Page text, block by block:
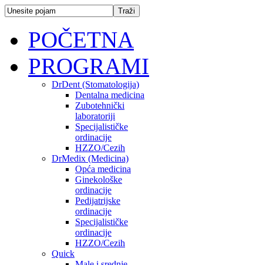
POČETNA
PROGRAMI
DrDent (Stomatologija)
Dentalna medicina
Zubotehnički
laboratoriji
Specijalističke
ordinacije
HZZO/Cezih
DrMedix (Medicina)
Opća medicina
Ginekološke
ordinacije
Pedijatrijske
ordinacije
Specijalističke
ordinacije
HZZO/Cezih
Quick